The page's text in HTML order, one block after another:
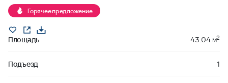
Горячее предложение
Площадь 43.04 м2
Подъезд 1